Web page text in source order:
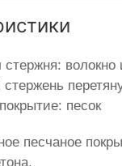
волокно
песок
песчаное